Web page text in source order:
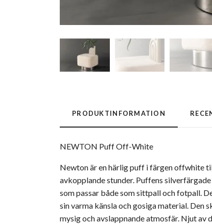
PRODUKTINFORMATION
NEWTON Puff Off-White
Newton är en härlig puff i färgen offwhite
avkopplande stunder. Puffens
som passar både som sittpall och fotpall.
sin varma känsla och gosiga material. Den
mysig och avslappnande atmosfär. Njut av